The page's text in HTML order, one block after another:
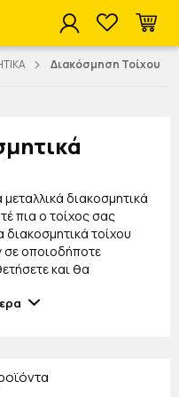
Διακόσμηση Τοίχου
διακοσμητικά
πια ο τοίχος σας
τοίχου
σε οποιοδήποτε
και θα
κορνίζες, κρεμαστές
ζωής σας, για τα